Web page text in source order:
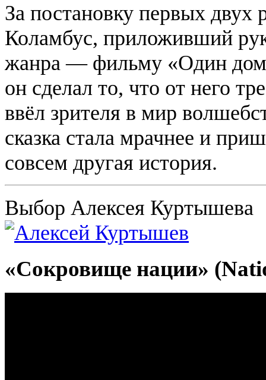
За постановку первых двух
Коламбус, приложивший
жанра — фильму «Один
он сделал то, что от него
ввёл зрителя в мир
сказка стала мрачнее и
совсем другая история.
Выбор Алексея Куртышева
«Сокровище нации»